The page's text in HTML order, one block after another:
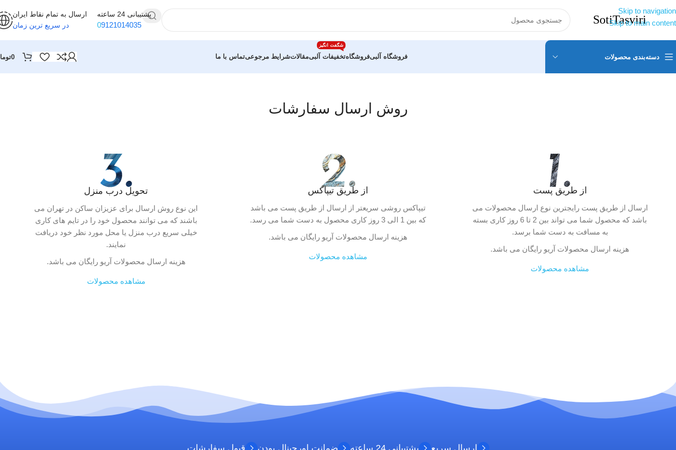
Skip to navigation
Skip to main content
پشتیبانی 24 ساعته
09121014035
ارسال به تمام نقاط ایران
در سریع ترین زمان
دسته‌بندی محصولات فروشگاه آلبیفروشگاهتخفیفات آلبی
شگفت انگیز
مقالاتشرایط مرجوعیتماس با ما 0
روش ارسال سفارشات
از طریق پست
ارسال از طریق پست رایجترین نوع ارسال محصولات می
باشد که محصول شما می تواند بین 2 تا 6 روز کاری بسته
به مسافت به دست شما برسد.
هزینه ارسال محصولات آریو رایگان می باشد.
مشاهده محصولات
از طریق تیپاکس
تیپاکس روشی سریعتر از ارسال از طریق پست می باشد
که بین 1 الی 3 روز کاری محصول به دست شما می رسد.
هزینه ارسال محصولات آریو رایگان می باشد.
مشاهده محصولات
تحویل درب منزل
این نوع روش ارسال برای عزیزان ساکن در تهران می
باشند که می توانند محصول خود را در تایم های کاری
خیلی سریع درب منزل یا محل مورد نظر خود دریافت
نمایند.
هزینه ارسال محصولات آریو رایگان می باشد.
مشاهده محصولات
ارسال سریع پشتیبانی 24 ساعته ضمانت اورجینال بودن قبول سفارشات